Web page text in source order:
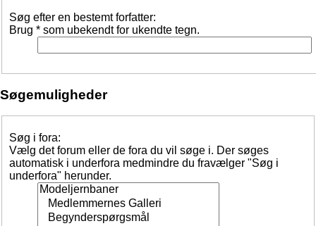
Søg efter en bestemt forfatter:
Brug * som ubekendt for ukendte tegn.
Søgemuligheder
Søg i fora:
Vælg det forum eller de fora du vil søge i. Der søges
automatisk i underfora medmindre du fravælger "Søg i
underfora" herunder.